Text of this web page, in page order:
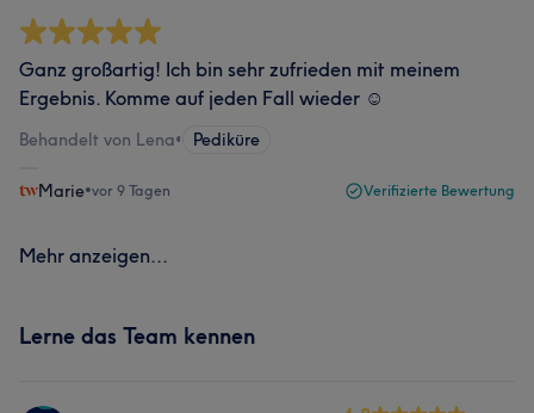
Ganz großartig! Ich bin sehr zufrieden mit meinem
Ergebnis. Komme auf jeden Fall wieder ☺️
Behandelt von Lena• Pediküre
Marie•vor 9 Tagen Verifizierte Bewertung
Mehr anzeigen...
Lerne das Team kennen